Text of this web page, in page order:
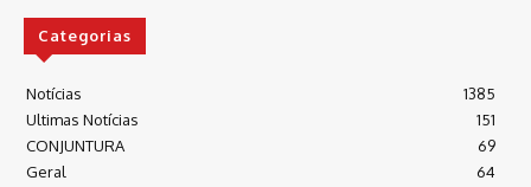
Categorias
Notícias
1385
Ultimas Notícias
151
CONJUNTURA
69
Geral
64